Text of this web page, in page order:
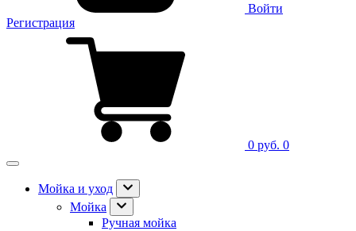
Войти
Регистрация
0 руб. 0
Мойка и уход
Мойка
Ручная мойка